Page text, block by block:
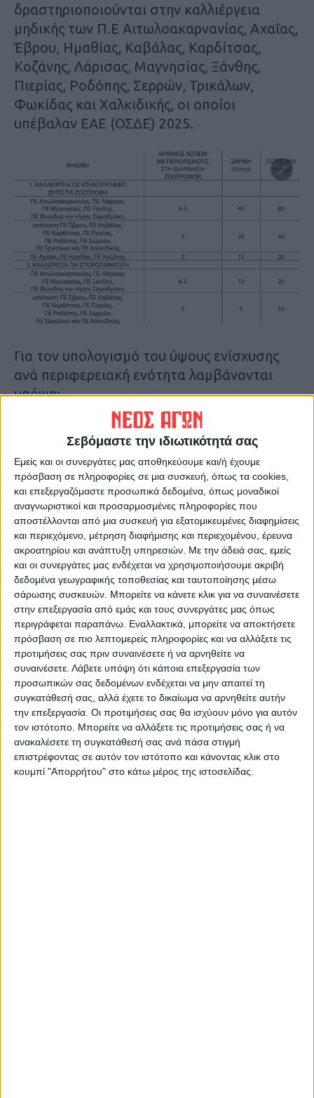
Σεβόμαστε την ιδιωτικότητά σας
Εμείς και οι συνεργάτες μας αποθηκεύουμε και/ή έχουμε
πρόσβαση σε πληροφορίες σε μια συσκευή, όπως τα cookies,
και επεξεργαζόμαστε προσωπικά δεδομένα, όπως μοναδικοί
αναγνωριστικοί και προσαρμοσμένες πληροφορίες που
αποστέλλονται από μια συσκευή για εξατομικευμένες διαφημίσεις
και περιεχόμενο, μέτρηση διαφήμισης και περιεχομένου, έρευνα
ακροατηρίου και ανάπτυξη υπηρεσιών. Με την άδειά σας, εμείς
και οι συνεργάτες μας ενδέχεται να χρησιμοποιήσουμε ακριβή
δεδομένα γεωγραφικής τοποθεσίας και ταυτοποίησης μέσω
σάρωσης συσκευών. Μπορείτε να κάνετε κλικ για να συναινέσετε
στην επεξεργασία από εμάς και τους συνεργάτες μας όπως
περιγράφεται παραπάνω. Εναλλακτικά, μπορείτε να αποκτήσετε
πρόσβαση σε πιο λεπτομερείς πληροφορίες και να αλλάξετε τις
προτιμήσεις σας πριν συναινέσετε ή να αρνηθείτε να
συναινέσετε. Λάβετε υπόψη ότι κάποια επεξεργασία των
προσωπικών σας δεδομένων ενδέχεται να μην απαιτεί τη
συγκατάθεσή σας, αλλά έχετε το δικαίωμα να αρνηθείτε αυτήν
την επεξεργασία. Οι προτιμήσεις σας θα ισχύουν μόνο για αυτόν
τον ιστότοπο. Μπορείτε να αλλάξετε τις προτιμήσεις σας ή να
ανακαλέσετε τη συγκατάθεσή σας ανά πάσα στιγμή
επιστρέφοντας σε αυτόν τον ιστότοπο και κάνοντας κλικ στο
κουμπί "Απορρήτου" στο κάτω μέρος της ιστοσελίδας.
δραστηριοποιούνται στην καλλιέργεια
μηδικής των Π.Ε Αιτωλοακαρνανίας, Αχαΐας,
Έβρου, Ημαθίας, Καβάλας, Καρδίτσας,
Κοζάνης, Λάρισας, Μαγνησίας, Ξάνθης,
Πιερίας, Ροδόπης, Σερρών, Τρικάλων,
Φωκίδας και Χαλκιδικής, οι οποίοι
υπέβαλαν ΕΑΕ (ΟΣΔΕ) 2025.
Για τον υπολογισμό του ύψους ενίσχυσης
ανά περιφερειακή ενότητα λαμβάνονται
υπόψη:
α)η σκοπούμενη χρήση της καλλιέργειας
β)ο αριθμός των κοπών μηδικής μεταξύ του
διαστήματος Μάϊου-Σεπτεμβρίου 2025 για
τις οποίες ίσχυαν σε έκαστη περιφερειακή
ενότητα περιορισμοί στη διακίνηση
ζωοτροφών ως απόρροια των μέτρων
περιορισμού εξάπλωσης της ευλογιάς των
αιγοπροβάτων,
γ) ο τρόπος διαχείρισης του νερού ανά
αγροτεμάχιο.
Το ύψος του ποσού ενίσχυσης, με βάση τα
ανωτέρω περιγραφέντα κριτήρια
καθορίζεται:
Καλλιέργεια για ζωοτροφή
1. ΠΕ Αιτωλοακαρνανίας, ΠΕ Λάρισας, ΠΕ
Μαγνησίας, ΠΕ Ξάνθης, ΠΕ Φωκίδας και
νήσος Σαμοθράκη, με 4-5 κοπές, για ξηρική